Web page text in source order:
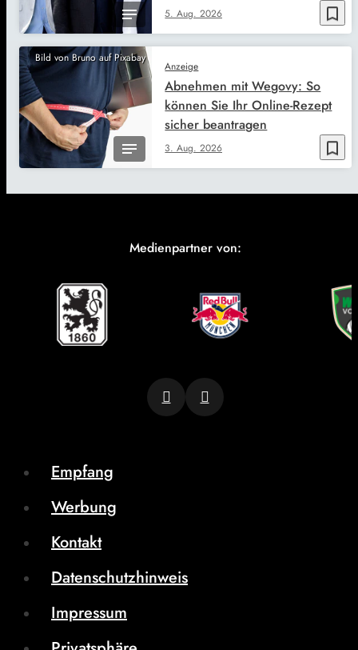
bookmark_border
5. Aug. 2026
Bild von Bruno auf Pixabay
bookmark_border
Anzeige
3. Aug. 2026
Abnehmen mit Wegovy: So
können Sie Ihr Online-Rezept
sicher beantragen
Medienpartner von:
Empfang
Werbung
Kontakt
Datenschutzhinweis
Impressum